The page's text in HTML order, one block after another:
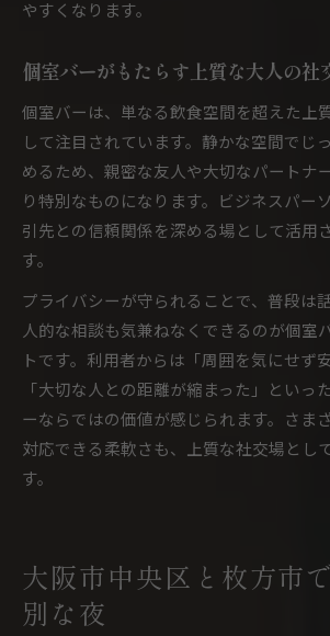
やすくなります。
個室バーがもたらす上質な大人の社
個室バーは、単なる飲食空間を超えた上
して注目されています。静かな空間でじ
めるため、親密な友人や大切なパートナ
り特別なものになります。ビジネスパー
引先との信頼関係を深める場として活用
す。
プライバシーが守られることで、普段は
人的な相談も気兼ねなくできるのが個室
トです。利用者からは「周囲を気にせず
「大切な人との距離が縮まった」といっ
ーならではの価値が感じられます。さま
対応できる柔軟さも、上質な社交場とし
す。
大阪市中央区と枚方市
別な夜